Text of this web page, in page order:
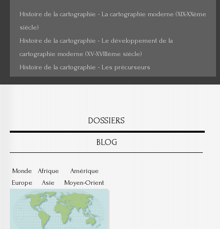
Histoire de la cartographie - La cartographie moderne (XIX-XXème
siècle)
Histoire de la cartographie - Le développement de la
cartographie moderne (XV-XVIIIème siècle)
Histoire de la cartographie - Les précurseurs
DOSSIERS
BLOG
Monde
Europe
Afrique
Asie
Amérique
Moyen-Orient